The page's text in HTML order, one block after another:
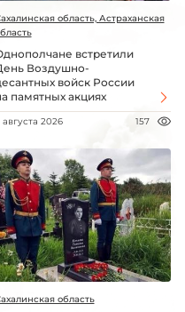
область, Астраханская
встретили
Воздушно-
войск России
памятных акциях
августа 2026 157
область